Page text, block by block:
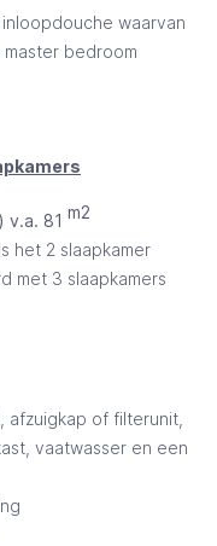
waarvan
master bedroom
v.a. 81 m2
het 2 slaapkamer
met 3 slaapkamers
afzuigkap of filterunit,
vaatwasser en een